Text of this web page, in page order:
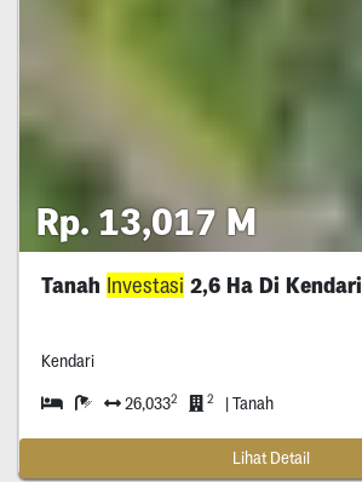
Rp. 13,017 M
Tanah Investasi 2,6 Ha Di Kendari
Kendari
26,0332 2 | Tanah
Lihat Detail